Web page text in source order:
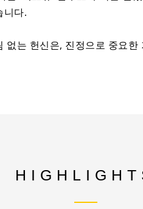
니다.
없는 헌신은, 진정으로 중요